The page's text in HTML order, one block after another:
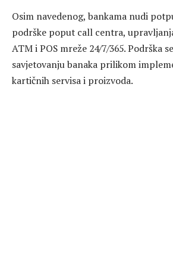
Osim navedenog, bankama nudi
podrške poput call centra,
ATM i POS mreže 24/7/365. Podrška
savjetovanju banaka prilikom
kartičnih servisa i proizvoda.